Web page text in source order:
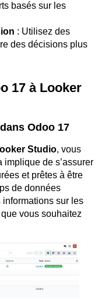
basés sur les
: Utilisez des
des décisions plus
17 à Looker
Odoo 17
Studio, vous
de s’assurer
et prêtes à être
de données
sur les
vous souhaitez